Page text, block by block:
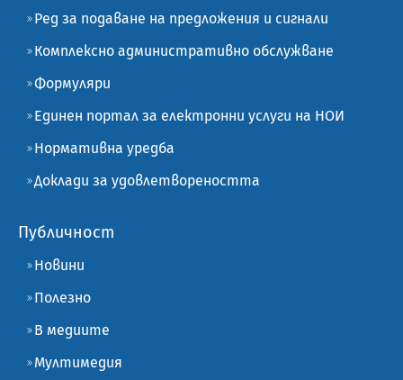
Ред за подаване на предложения и сигнали
Комплексно административно обслужване
Формуляри
Единен портал за електронни услуги на НОИ
Нормативна уредба
Доклади за удовлетвореността
Публичност
Новини
Полезно
В медиите
Мултимедия